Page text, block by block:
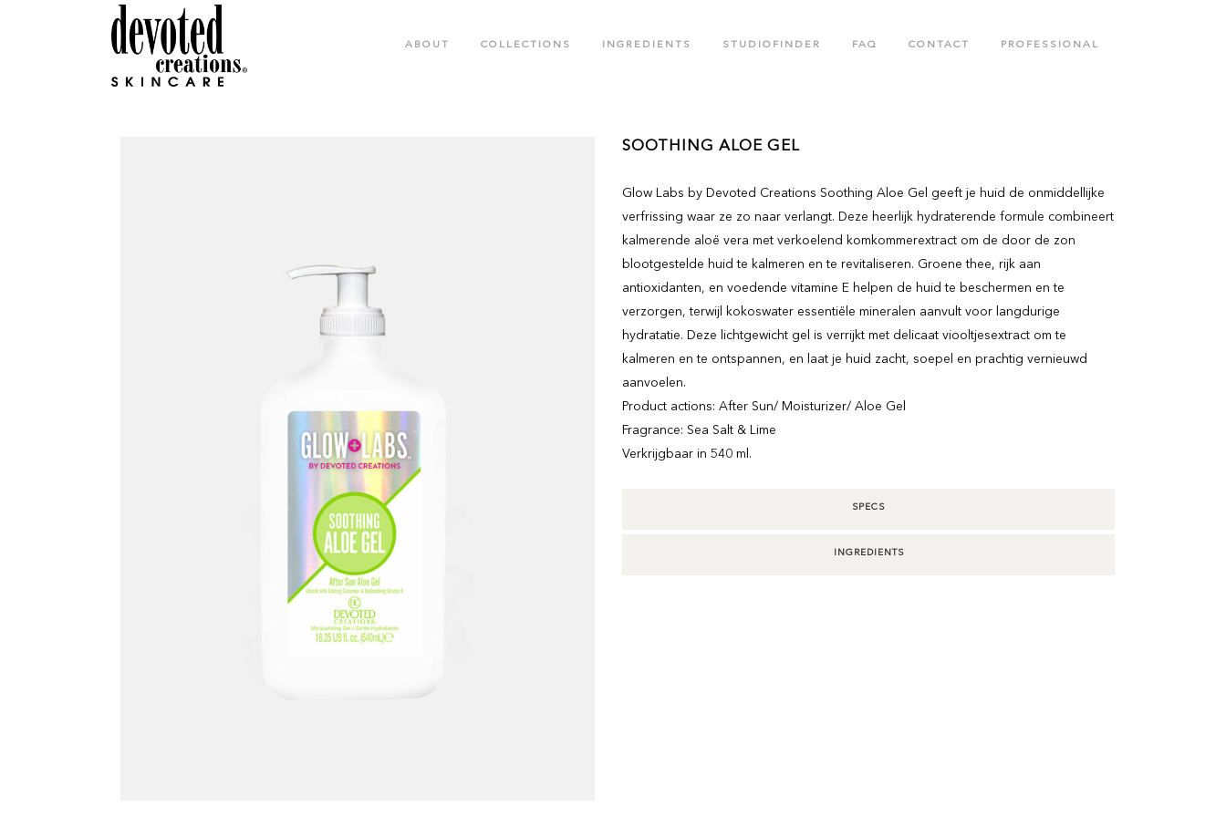
ABOUT COLLECTIONS
BLACK CROWN SPECIAL EDITION
GLOW LABS SPF COLLECTION
INGREDIENTS STUDIOFINDER FAQ CONTACT PROFESSIONAL
SOOTHING ALOE GEL
Glow Labs by Devoted Creations Soothing Aloe Gel geeft je huid de onmiddellijke
verfrissing waar ze zo naar verlangt. Deze heerlijk hydraterende formule combineert
kalmerende aloë vera met verkoelend komkommerextract om de door de zon
blootgestelde huid te kalmeren en te revitaliseren. Groene thee, rijk aan
antioxidanten, en voedende vitamine E helpen de huid te beschermen en te
verzorgen, terwijl kokoswater essentiële mineralen aanvult voor langdurige
hydratatie. Deze lichtgewicht gel is verrijkt met delicaat viooltjesextract om te
kalmeren en te ontspannen, en laat je huid zacht, soepel en prachtig vernieuwd
aanvoelen.
Product actions: After Sun/ Moisturizer/ Aloe Gel
Fragrance: Sea Salt & Lime
Verkrijgbaar in 540 ml.
SPECS
INGREDIENTS